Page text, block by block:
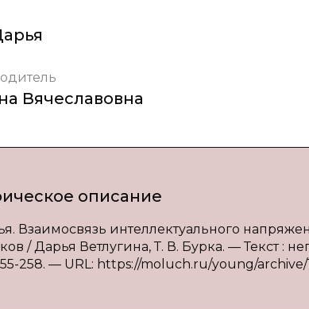
Вячеславовна
описание
Взаимосвязь интеллектуального
/ Дарья Ветлугина, Т. В. Бурка. — Текст
258. — URL: https://moluch.ru/young/archive/